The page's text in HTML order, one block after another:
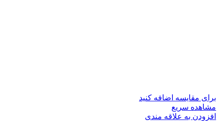
برای مقایسه اضافه کنید
مشاهده سریع
افزودن به علاقه مندی